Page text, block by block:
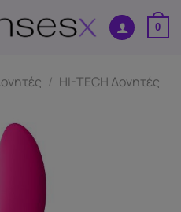
0
/ HI-TECH Δονητές